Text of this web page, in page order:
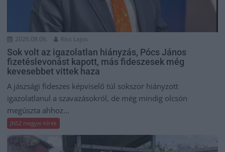
2026.08.06. Kiss Lajos
Sok volt az igazolatlan hiányzás, Pócs János
fizetéslevonást kapott, más fideszesek még
kevesebbet vittek haza
A jászsági fideszes képviselő túl sokszor hiányzott
igazolatlanul a szavazásokról, de még mindig olcsón
megúszta ahhoz...
JNSZ megyei hírek